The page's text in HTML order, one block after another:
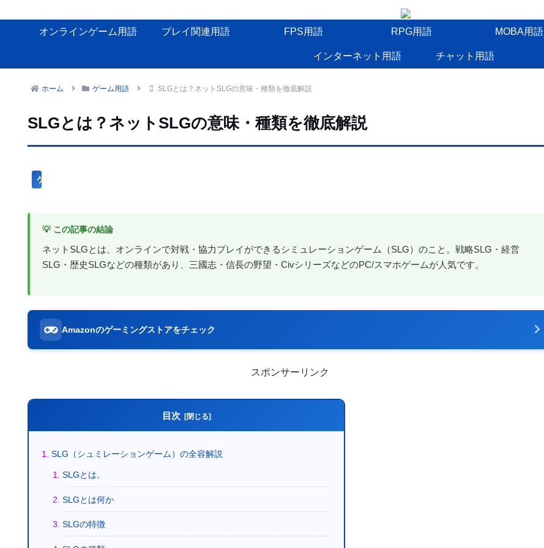
オンラインゲーム用語 プレイ関連用語 FPS用語 RPG用語 MOBA用語
インターネット用語 チャット用語
ホーム ゲーム用語 SLGとは？ネットSLGの意味・種類を徹底解説
SLGとは？ネットSLGの意味・種類を徹底解説
ゲーム用語
💡 この記事の結論
ネットSLGとは、オンラインで対戦・協力プレイができるシミュレーションゲーム（SLG）のこと。戦略SLG・経営
SLG・歴史SLGなどの種類があり、三國志・信長の野望・CivシリーズなどのPC/スマホゲームが人気です。
Amazonのゲーミングストアをチェック
スポンサーリンク
目次
SLG（シュミレーションゲーム）の全容解説
SLGとは。
SLGとは何か
SLGの特徴